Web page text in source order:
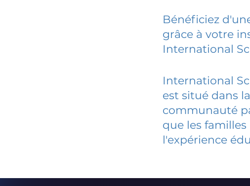
Bénéficiez
grâce à votre
International
International
est situé dans
communauté
que les
l'expérience